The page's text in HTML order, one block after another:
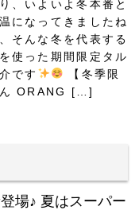
、いよいよ冬本番と
になってきましたね
そんな冬を代表する
使った期間限定タル
です
【冬季限
ん ORANG […]
場♪ 夏はスーパー